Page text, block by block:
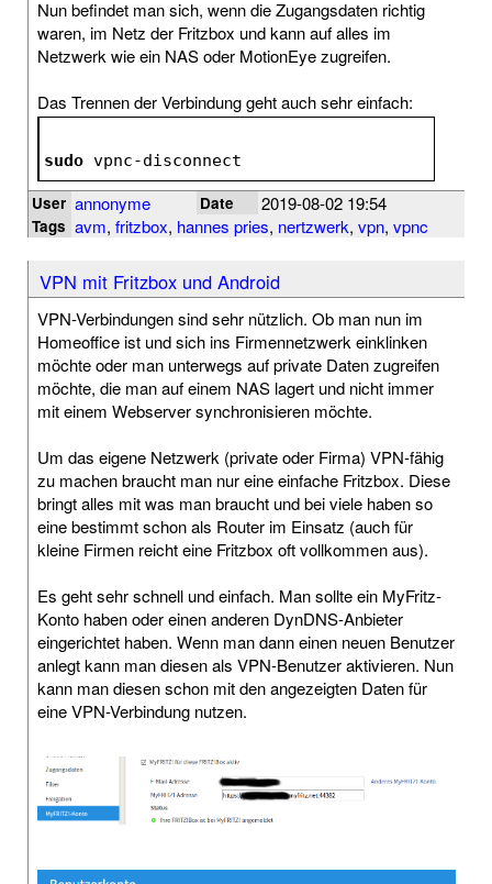
Nun befindet man sich, wenn die Zugangsdaten richtig
waren, im Netz der Fritzbox und kann auf alles im
Netzwerk wie ein NAS oder MotionEye zugreifen.
Das Trennen der Verbindung geht auch sehr einfach:
sudo vpnc-disconnect
User annonyme Date 2019-08-02 19:54
Tags avm, fritzbox, hannes pries, nertzwerk, vpn, vpnc
VPN mit Fritzbox und Android
VPN-Verbindungen sind sehr nützlich. Ob man nun im
Homeoffice ist und sich ins Firmennetzwerk einklinken
möchte oder man unterwegs auf private Daten zugreifen
möchte, die man auf einem NAS lagert und nicht immer
mit einem Webserver synchronisieren möchte.
Um das eigene Netzwerk (private oder Firma) VPN-fähig
zu machen braucht man nur eine einfache Fritzbox. Diese
bringt alles mit was man braucht und bei viele haben so
eine bestimmt schon als Router im Einsatz (auch für
kleine Firmen reicht eine Fritzbox oft vollkommen aus).
Es geht sehr schnell und einfach. Man sollte ein MyFritz-
Konto haben oder einen anderen DynDNS-Anbieter
eingerichtet haben. Wenn man dann einen neuen Benutzer
anlegt kann man diesen als VPN-Benutzer aktivieren. Nun
kann man diesen schon mit den angezeigten Daten für
eine VPN-Verbindung nutzen.